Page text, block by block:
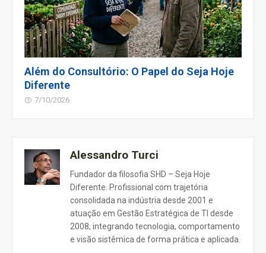
Além do Consultório: O Papel do Seja Hoje
Diferente
7/10/2026
Alessandro Turci
Fundador da filosofia SHD – Seja Hoje
Diferente. Profissional com trajetória
consolidada na indústria desde 2001 e
atuação em Gestão Estratégica de TI desde
2008, integrando tecnologia, comportamento
e visão sistêmica de forma prática e aplicada.